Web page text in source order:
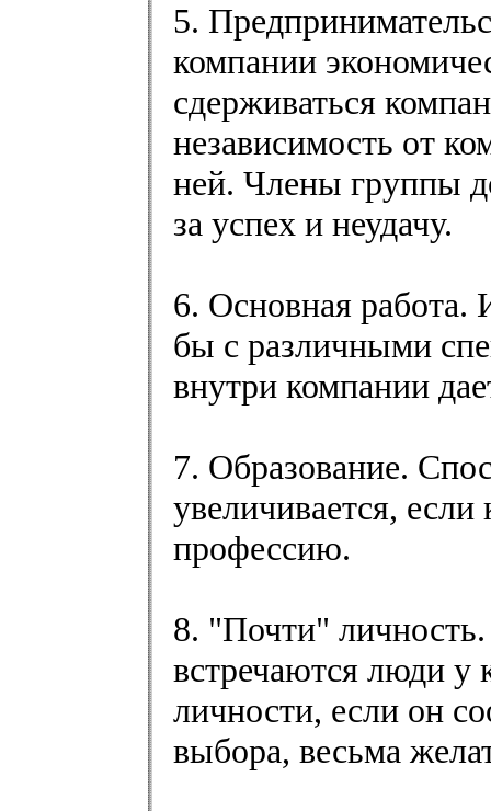
5.
компании
сдерживаться
независимость от
ней. Члены группы
за успех и неудачу.
6. Основная
бы с различными
внутри компании
7. Образование.
увеличивается,
профессию.
8. "Почти"
встречаются люди у
личности, если он
выбора, весьма